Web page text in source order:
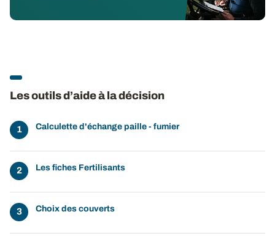
Les outils d’aide à la décision
Calculette d'échange paille - fumier
Les fiches Fertilisants
Choix des couverts